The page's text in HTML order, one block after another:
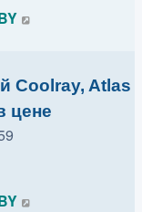
Coolray, Atlas
цене